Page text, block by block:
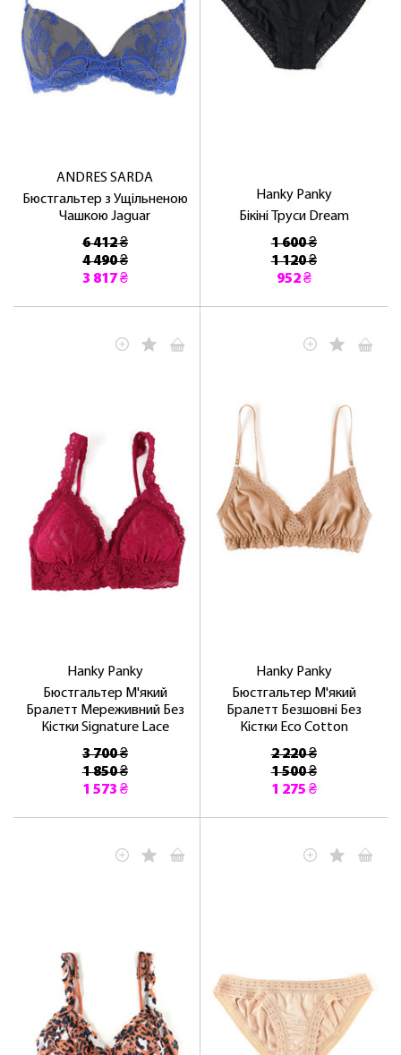
ANDRES SARDA
Бюстгальтер з Ущільненою
Чашкою Jaguar
6 412 ₴
4 490 ₴
3 817 ₴
Hanky ​​Panky
Бікіні Труси Dream
1 600 ₴
1 120 ₴
952 ₴
Hanky ​​Panky
Бюстгальтер М'який
Бралетт Мереживний Без
Кістки Signature Lace
3 700 ₴
1 850 ₴
1 573 ₴
Hanky ​​Panky
Бюстгальтер М'який
Бралетт Безшовні Без
Кістки Eco Cotton
2 220 ₴
1 500 ₴
1 275 ₴
ЛАСКАВО ПРОСИМО ДО
NOSOVSKI.COM! ПРИЙМІТЬ ВІД НАС
ПРИВІТНИЙ БОНУС - ЗНИЖКУ НА